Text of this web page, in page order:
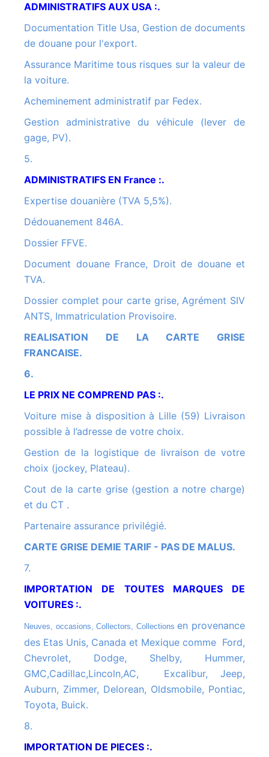
ADMINISTRATIFS AUX USA :.
Documentation Title Usa, Gestion de documents
de douane pour l'export.
Assurance Maritime tous risques sur la valeur de
la voiture.
Acheminement administratif par Fedex.
Gestion administrative du véhicule (lever de
gage, PV).
5.
ADMINISTRATIFS EN France :.
Expertise douanière (TVA 5,5%).
Dédouanement 846A.
Dossier FFVE.
Document douane France, Droit de douane et
TVA.
Dossier complet pour carte grise, Agrément SIV
ANTS, Immatriculation Provisoire.
REALISATION DE LA CARTE GRISE
FRANCAISE.
6.
LE PRIX NE COMPREND PAS :.
Voiture mise à disposition à Lille (59) Livraison
possible à l’adresse de votre choix.
Gestion de la logistique de livraison de votre
choix (jockey, Plateau).
Cout de la carte grise (gestion a notre charge)
et du CT .
Partenaire assurance privilégié.
CARTE GRISE DEMIE TARIF - PAS DE MALUS.
7.
IMPORTATION DE TOUTES MARQUES DE
VOITURES :.
Neuves, occasions, Collectors, Collectionsen provenance
des Etas Unis, Canada et Mexique comme Ford,
Chevrolet, Dodge, Shelby, Hummer,
GMC,Cadillac,Lincoln,AC, Excalibur, Jeep,
Auburn, Zimmer, Delorean, Oldsmobile, Pontiac,
Toyota, Buick.
8.
IMPORTATION DE PIECES :.